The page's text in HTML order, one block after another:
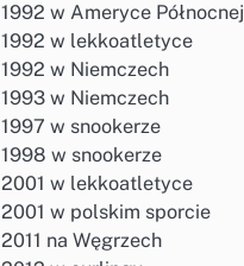
1992 w Ameryce Północnej
1992 w lekkoatletyce
1992 w Niemczech
1993 w Niemczech
1997 w snookerze
1998 w snookerze
2001 w lekkoatletyce
2001 w polskim sporcie
2011 na Węgrzech